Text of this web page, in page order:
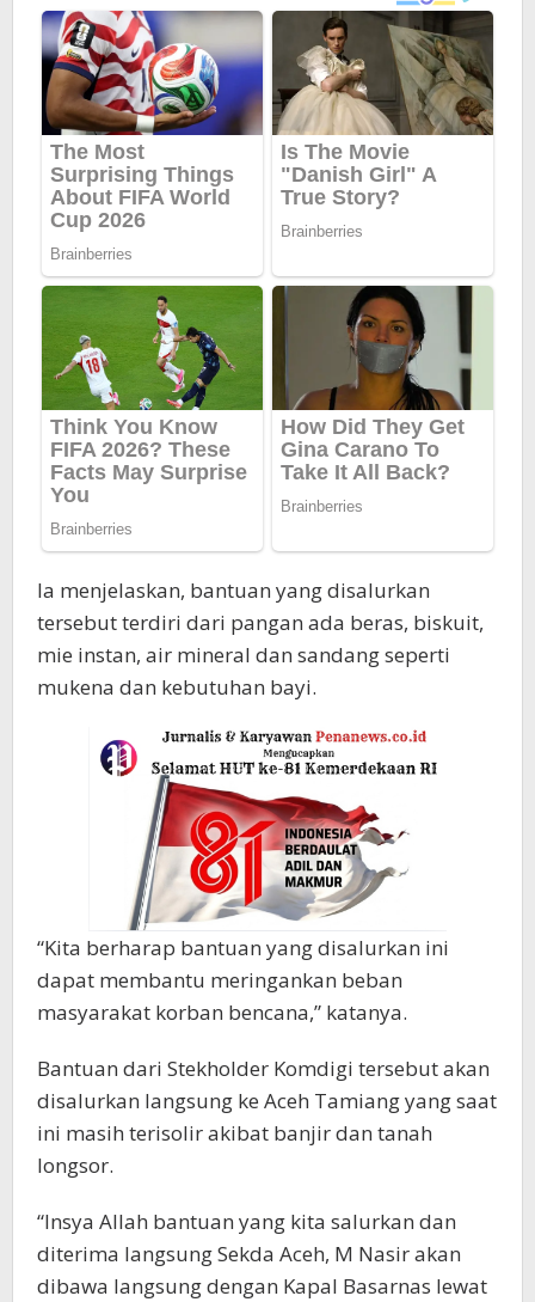
Ia menjelaskan, bantuan yang disalurkan
tersebut terdiri dari pangan ada beras, biskuit,
mie instan, air mineral dan sandang seperti
mukena dan kebutuhan bayi.
“Kita berharap bantuan yang disalurkan ini
dapat membantu meringankan beban
masyarakat korban bencana,” katanya.
Bantuan dari Stekholder Komdigi tersebut akan
disalurkan langsung ke Aceh Tamiang yang saat
ini masih terisolir akibat banjir dan tanah
longsor.
“Insya Allah bantuan yang kita salurkan dan
diterima langsung Sekda Aceh, M Nasir akan
dibawa langsung dengan Kapal Basarnas lewat